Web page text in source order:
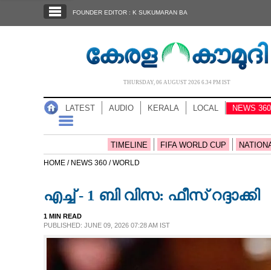
NOTIFIED NEWS
FOUNDER EDITOR : K SUKUMARAN BA
THURSDAY, 06 AUGUST 2026 6.34 PM IST
LATEST AUDIO KERALA LOCAL NEWS 360
TIMELINE FIFA WORLD CUP
HOME / NEWS 360 /WORLD
എച്ച് - 1 ബി വിസ: ഫീസ് റദ്ദാക്കി
1 MIN READ
PUBLISHED: JUNE 09, 2026 07:28 AM IST